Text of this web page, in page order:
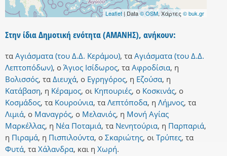
Leaflet | Data© OSM, Χάρτες© buk.gr
Στην ίδια Δημοτική ενότητα (ΑΜΑΝΗΣ), ανήκουν:
τα Αγιάσματα (του Δ.Δ. Κεράμου), τα Αγιάσματα (του Δ.Δ.
Λεπτοπόδων), ο Άγιος Ισίδωρος, τα Αφροδίσια, η
Βολισσός, τα Διευχά, ο Εγρηγόρος, η Εζούσα, η
Κατάβαση, η Κέραμος, οι Κηπουριές, ο Κοσκινάς, ο
Κοσμάδος, τα Κουρούνια, τα Λεπτόποδα, η Λήμνος, τα
Λιμιά, ο Μαναγρός, ο Μελανιός, η Μονή Αγίας
Μαρκέλλας, η Νέα Ποταμιά, τα Νενητούρια, η Παρπαριά,
η Πιραμά, η Πισπιλούντα, ο Σκαριώτης, οι Τρύπες, τα
Φυτά, τα Χάλανδρα, και η Χωρή.